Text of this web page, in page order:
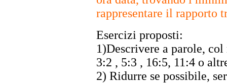
rappresentare il rapporto
Esercizi proposti:
1)Descrivere a parole,
3:2 , 5:3 , 16:5, 11:4 o
2) Ridurre se possibile,